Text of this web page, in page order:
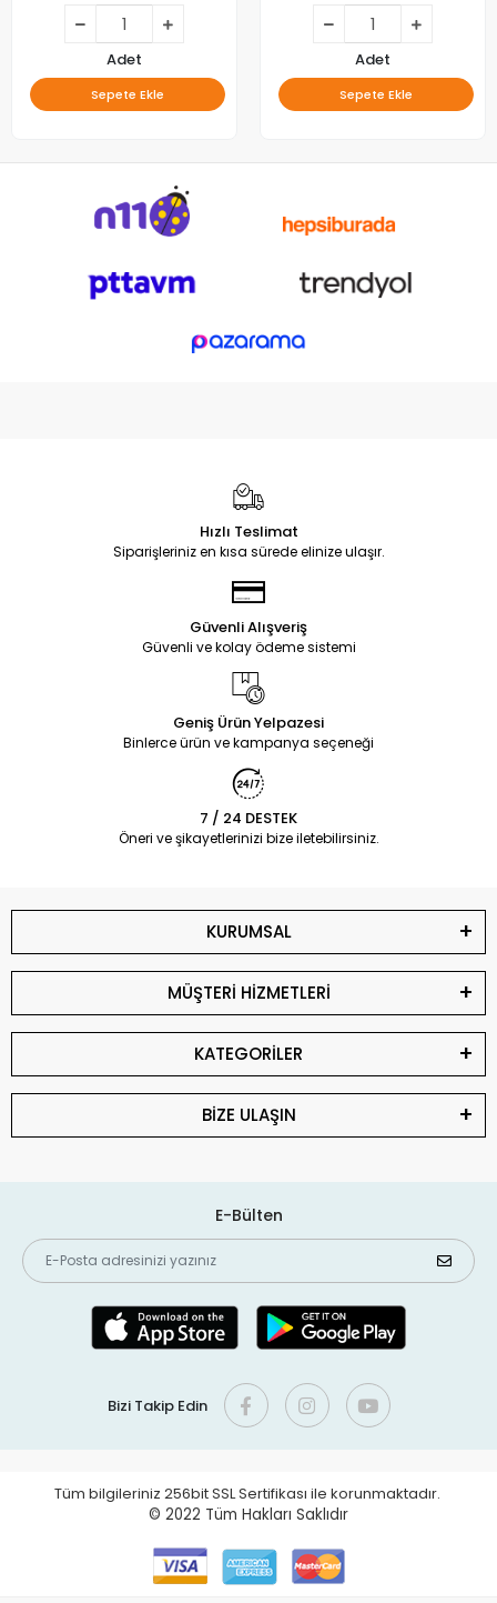
Adet
Sepete Ekle
Adet
Sepete Ekle
Hızlı Teslimat
Siparişleriniz en kısa sürede elinize ulaşır.
Güvenli Alışveriş
Güvenli ve kolay ödeme sistemi
Geniş Ürün Yelpazesi
Binlerce ürün ve kampanya seçeneği
7 / 24 DESTEK
Öneri ve şikayetlerinizi bize iletebilirsiniz.
KURUMSAL
MÜŞTERİ HİZMETLERİ
KATEGORİLER
BİZE ULAŞIN
E-Bülten
Bizi Takip Edin
Tüm bilgileriniz 256bit SSL Sertifikası ile korunmaktadır.
© 2022 Tüm Hakları Saklıdır